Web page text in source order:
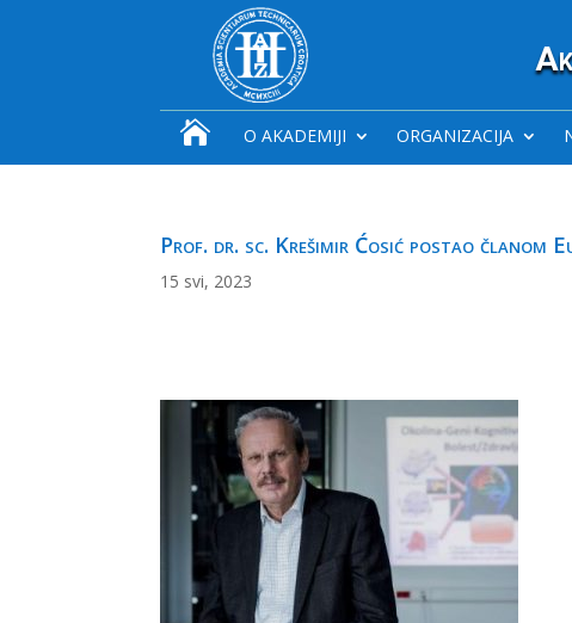
 O AKADEMIJI ORGANIZACIJA
Prof. dr. sc. Krešimir Ćosić postao članom
15 svi, 2023